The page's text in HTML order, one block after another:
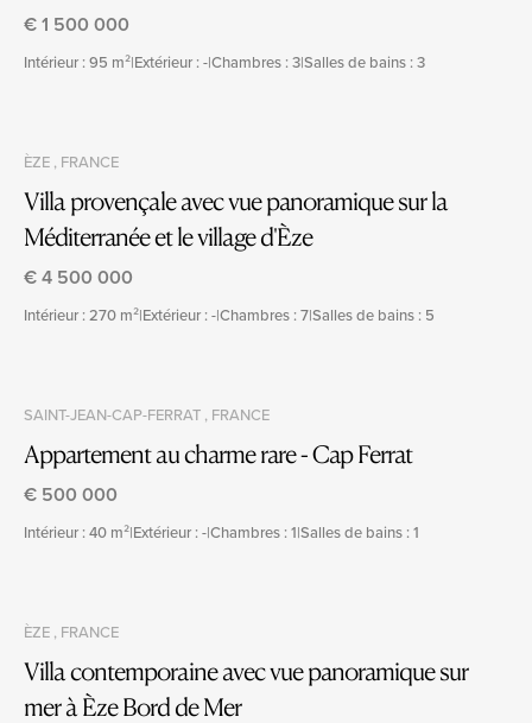
€ 1 500 000
Intérieur : 95 m²|Extérieur : -|Chambres : 3|Salles de bains : 3
ÈZE , FRANCE
Villa provençale avec vue panoramique sur la
Méditerranée et le village d'Èze
€ 4 500 000
Intérieur : 270 m²|Extérieur : -|Chambres : 7|Salles de bains : 5
SAINT-JEAN-CAP-FERRAT , FRANCE
Appartement au charme rare - Cap Ferrat
€ 500 000
Intérieur : 40 m²|Extérieur : -|Chambres : 1|Salles de bains : 1
ÈZE , FRANCE
Villa contemporaine avec vue panoramique sur
mer à Èze Bord de Mer